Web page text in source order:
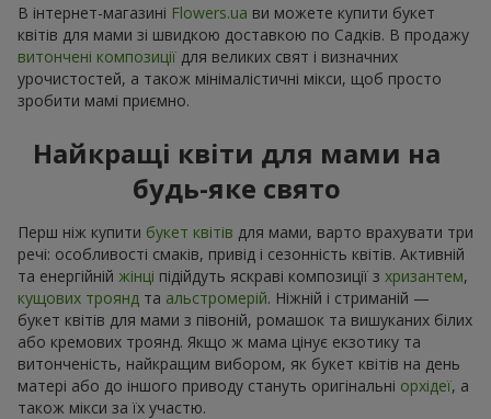
В інтернет-магазині Flowers.ua ви можете купити букет
квітів для мами зі швидкою доставкою по Садків. В продажу
витончені композиції для великих свят і визначних
урочистостей, а також мінімалістичні мікси, щоб просто
зробити мамі приємно.
Найкращі квіти для мами на
будь-яке свято
Перш ніж купити букет квітів для мами, варто врахувати три
речі: особливості смаків, привід і сезонність квітів. Активній
та енергійній жінці підійдуть яскраві композиції з хризантем,
кущових троянд та альстромерій. Ніжній і стриманій —
букет квітів для мами з півоній, ромашок та вишуканих білих
або кремових троянд. Якщо ж мама цінує екзотику та
витонченість, найкращим вибором, як букет квітів на день
матері або до іншого приводу стануть оригінальні орхідеї, а
також мікси за їх участю.